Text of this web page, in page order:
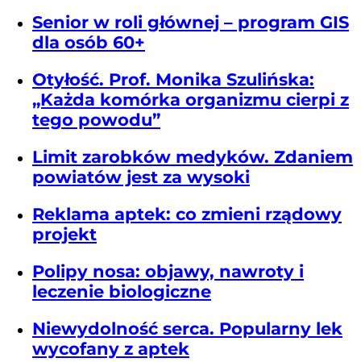
Senior w roli głównej – program GIS
dla osób 60+
Otyłość. Prof. Monika Szulińska:
„Każda komórka organizmu cierpi z
tego powodu”
Limit zarobków medyków. Zdaniem
powiatów jest za wysoki
Reklama aptek: co zmieni rządowy
projekt
Polipy nosa: objawy, nawroty i
leczenie biologiczne
Niewydolność serca. Popularny lek
wycofany z aptek